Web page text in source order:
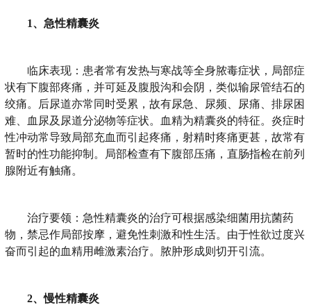
1、急性精囊炎
临床表现：患者常有发热与寒战等全身脓毒症状，局部症
状有下腹部疼痛，并可延及腹股沟和会阴，类似输尿管结石的
绞痛。后尿道亦常同时受累，故有尿急、尿频、尿痛、排尿困
难、血尿及尿道分泌物等症状。血精为精囊炎的特征。炎症时
性冲动常导致局部充血而引起疼痛，射精时疼痛更甚，故常有
暂时的性功能抑制。局部检查有下腹部压痛，直肠指检在前列
腺附近有触痛。
治疗要领：急性精囊炎的治疗可根据感染细菌用抗菌药
物，禁忌作局部按摩，避免性刺激和性生活。由于性欲过度兴
奋而引起的血精用雌激素治疗。脓肿形成则切开引流。
2、慢性精囊炎